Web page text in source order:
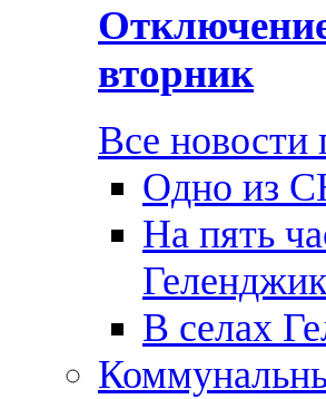
вторник
Все новости
Одно из
На пять
В селах